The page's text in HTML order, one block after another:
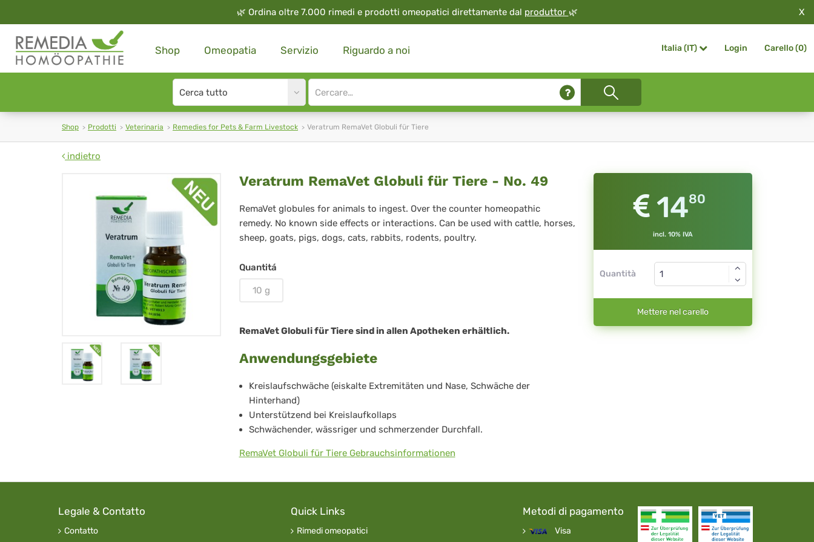
🌿 Ordina oltre 7.000 rimedi e prodotti omeopatici direttamente dal produttor 🌿 X
Shop Omeopatia Servizio Riguardo a noi Italia (IT) Login Carello (0)
Search
type
Site
search
Shop Prodotti Veterinaria Remedies for Pets & Farm Livestock Veratrum RemaVet Globuli für Tiere
indietro
Veratrum
RemaVet
Globuli
Tiere
No.
Veratrum RemaVet Globuli für Tiere - No. 49
RemaVet globules for animals to ingest. Over the counter homeopathic
remedy. No known side effects or interactions. Can be used with cattle, horses,
sheep, goats, pigs, dogs, cats, rabbits, rodents, poultry.
Quantitá
10 g
RemaVet Globuli für Tiere sind in allen Apotheken erhältlich.
Anwendungsgebiete
Kreislaufschwäche (eiskalte Extremitäten und Nase, Schwäche der
Hinterhand)
Unterstützend bei Kreislaufkollaps
Schwächender, wässriger und schmerzender Durchfall.
RemaVet Globuli für Tiere Gebrauchsinformationen
1480
incl. 10% IVA
Quantità
Mettere nel carello
Legale & Contatto
Contatto
Quick Links
Rimedi omeopatici
Metodi di pagamento
Visa